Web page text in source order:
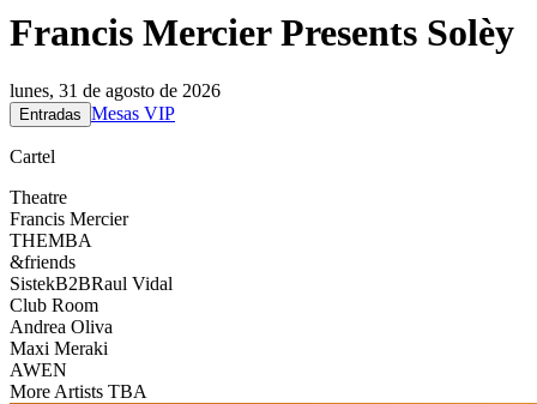
Francis Mercier Presents Solèy
lunes, 31 de agosto de 2026
Entradas Mesas VIP
Cartel
Theatre
Francis Mercier
THEMBA
&friends
SistekB2BRaul Vidal
Club Room
Andrea Oliva
Maxi Meraki
AWEN
More Artists TBA